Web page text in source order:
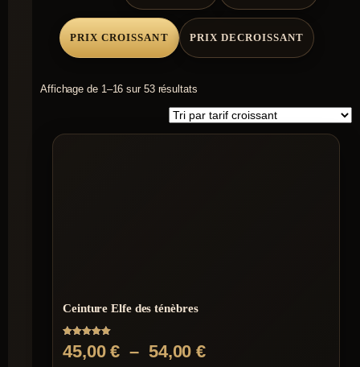
PRIX CROISSANT PRIX DECROISSANT
Affichage de 1–16 sur 53 résultatsTrié
prix
croissant
Ceinture Elfe des ténèbres
Note
5.00
sur 5
45,00€ – 54,00€Plage